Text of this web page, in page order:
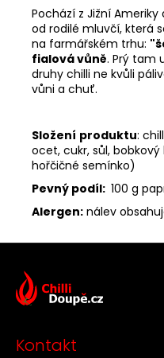
Pochází z Jižní
od rodilé mluvčí, která
na farmářském trhu:
fialová vůně. Prý tam
druhy chilli ne kvůli
vůni a chuť.
Složení produktu:
ocet, cukr, sůl,
hořčičné semínko)
Pevný podíl: 100 g
Alergen: nálev
Kontakt